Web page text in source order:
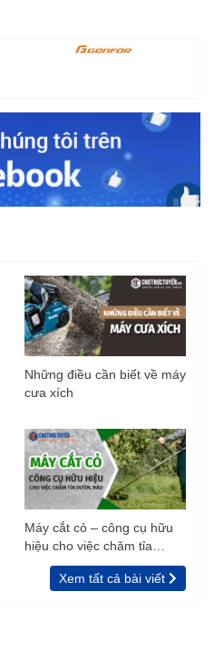
Những điều cần biết về máy
cưa xích
Máy cắt cỏ – công cụ hữu
hiệu cho việc chăm tỉa
vườn, rào
Xem tất cả bài viết